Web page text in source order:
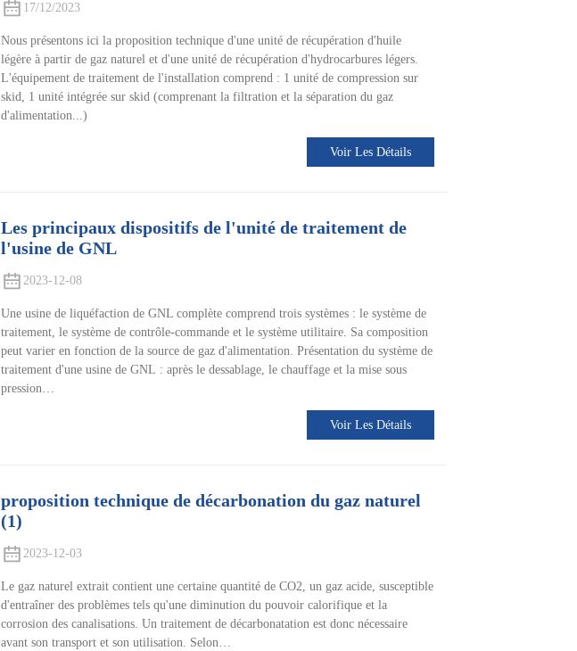
17/12/2023
Nous présentons ici la proposition technique d'une unité de récupération d'huile
légère à partir de gaz naturel et d'une unité de récupération d'hydrocarbures légers.
L'équipement de traitement de l'installation comprend : 1 unité de compression sur
skid, 1 unité intégrée sur skid (comprenant la filtration et la séparation du gaz
d'alimentation...)
Voir Les Détails
Les principaux dispositifs de l'unité de traitement de
l'usine de GNL
2023-12-08
Une usine de liquéfaction de GNL complète comprend trois systèmes : le système de
traitement, le système de contrôle-commande et le système utilitaire. Sa composition
peut varier en fonction de la source de gaz d'alimentation. Présentation du système de
traitement d'une usine de GNL : après le dessablage, le chauffage et la mise sous
pression…
Voir Les Détails
proposition technique de décarbonation du gaz naturel
(1)
2023-12-03
Le gaz naturel extrait contient une certaine quantité de CO2, un gaz acide, susceptible
d'entraîner des problèmes tels qu'une diminution du pouvoir calorifique et la
corrosion des canalisations. Un traitement de décarbonatation est donc nécessaire
avant son transport et son utilisation. Selon…